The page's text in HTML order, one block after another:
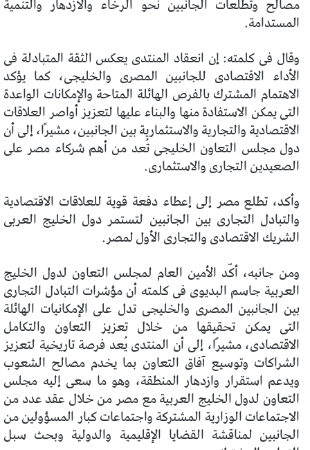
مصالح وتطلعات الجانبين نحو الرخاء والازدهار والتنمية
المستدامة.
وقال فى كلمته: إن انعقاد المنتدى يعكس الثقة المتبادلة فى
الأداء الاقتصادى للجانبين المصرى والخليجى، كما يؤكد
الاهتمام المشترك بالفرص الهائلة المتاحة والإمكانات الواعدة
التى يمكن الاستفادة منها والبناء عليها لتعزيز أواصر العلاقات
الاقتصادية والتجارية والاستثمارية بين الجانبين، مشيرًا، إلى أن
دول مجلس التعاون الخليجى تُعد من أهم شركاء مصر على
الصعيدين التجارى والاستثمارى.
وأكد، تطلع مصر إلى إعطاء دفعة قوية للعلاقات الاقتصادية
والتبادل التجارى بين الجانبين لتستمر دول الخليج العربى
الشريك الاقتصادى والتجارى الأول لمصر.
ومن جانبه، أكّد الأمين العام لمجلس التعاون لدول الخليج
العربية جاسم البديوى فى كلمته أن مؤشرات التبادل التجارى
بين الجانبين المصرى والخليجى تدل على الإمكانيات الهائلة
التى يمكن تحقيقها من خلال تعزيز التعاون والتكامل
الاقتصادى، مشيرًا، إلى أن المنتدى يُعد فرصة تاريخية لتعزيز
الشراكات وتوسيع آفاق التعاون بما يخدم مصالح الشعوب
ويدعم استقرار وازدهار المنطقة، وهو ما سعى إليه مجلس
التعاون لدول الخليج العربية مع مصر من خلال عقد عدد من
الاجتماعات الوزارية المشتركة واجتماعات كبار المسؤولين من
الجانبين لمناقشة القضايا الإقليمية والدولية وبحث سبل